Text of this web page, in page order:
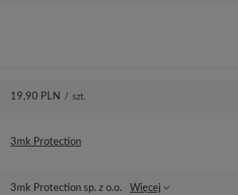
19,90 PLN / szt.
3mk Protection
3mk Protection sp. z o.o. Więcej